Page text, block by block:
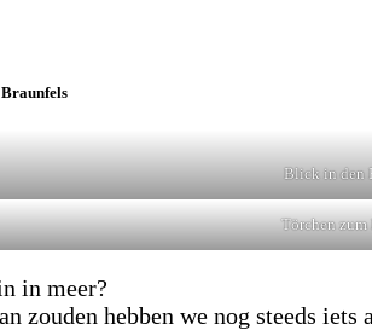
Blick in den
Törchen zum
in meer?
zouden hebben we nog steeds iets